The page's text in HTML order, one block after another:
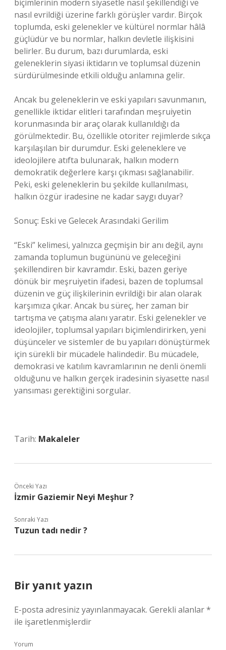
biçimlerinin modern siyasetle nasıl şekillendiği ve
nasıl evrildiği üzerine farklı görüşler vardır. Birçok
toplumda, eski gelenekler ve kültürel normlar hâlâ
güçlüdür ve bu normlar, halkın devletle ilişkisini
belirler. Bu durum, bazı durumlarda, eski
geleneklerin siyasi iktidarın ve toplumsal düzenin
sürdürülmesinde etkili olduğu anlamına gelir.
Ancak bu geleneklerin ve eski yapıları savunmanın,
genellikle iktidar elitleri tarafından meşruiyetin
korunmasında bir araç olarak kullanıldığı da
görülmektedir. Bu, özellikle otoriter rejimlerde sıkça
karşılaşılan bir durumdur. Eski geleneklere ve
ideolojilere atıfta bulunarak, halkın modern
demokratik değerlere karşı çıkması sağlanabilir.
Peki, eski geleneklerin bu şekilde kullanılması,
halkın özgür iradesine ne kadar saygı duyar?
Sonuç: Eski ve Gelecek Arasındaki Gerilim
“Eski” kelimesi, yalnızca geçmişin bir anı değil, aynı
zamanda toplumun bugününü ve geleceğini
şekillendiren bir kavramdır. Eski, bazen geriye
dönük bir meşruiyetin ifadesi, bazen de toplumsal
düzenin ve güç ilişkilerinin evrildiği bir alan olarak
karşımıza çıkar. Ancak bu süreç, her zaman bir
tartışma ve çatışma alanı yaratır. Eski gelenekler ve
ideolojiler, toplumsal yapıları biçimlendirirken, yeni
düşünceler ve sistemler de bu yapıları dönüştürmek
için sürekli bir mücadele halindedir. Bu mücadele,
demokrasi ve katılım kavramlarının ne denli önemli
olduğunu ve halkın gerçek iradesinin siyasette nasıl
yansıması gerektiğini sorgular.
Tarih: Makaleler
Önceki Yazı
İzmir Gaziemir Neyi Meşhur ?
Sonraki Yazı
Tuzun tadı nedir ?
Bir yanıt yazın
E-posta adresiniz yayınlanmayacak. Gerekli alanlar*
ile işaretlenmişlerdir
Yorum